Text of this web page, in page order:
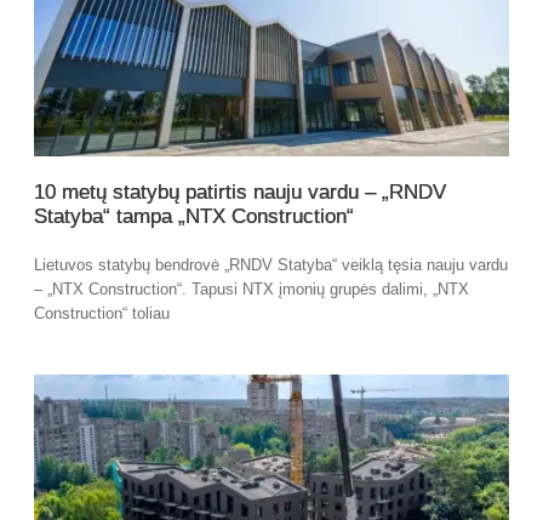
10 metų statybų patirtis nauju vardu – „RNDV
Statyba“ tampa „NTX Construction“
Lietuvos statybų bendrovė „RNDV Statyba“ veiklą tęsia nauju vardu
– „NTX Construction“. Tapusi NTX įmonių grupės dalimi, „NTX
Construction“ toliau